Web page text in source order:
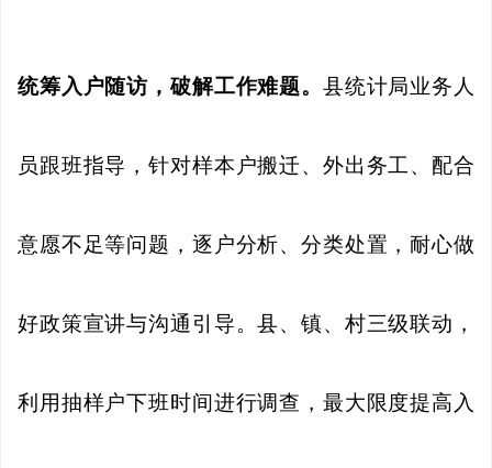
统筹入户随访，破解工作难题。 县统计局业务人
员跟班指导，针对样本户搬迁、外出务工、配合
意愿不足等问题，逐户分析、分类处置，耐心做
好政策宣讲与沟通引导。县、镇、村三级联动，
利用抽样户下班时间进行调查，最大限度提高入